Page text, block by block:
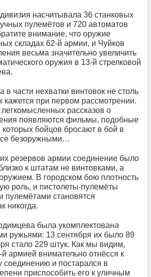
насчитывала 36 станковых
пулемётов и 720 автоматов
внимание, что оружие
складах 62-й армии, и Чуйков
весьма значительно увеличить
оружия в 13-й стрелковой
части нехватки винтовок не столь
кажется при первом рассмотрении.
рассказов о
появляются фильмы, подобные
которых бойцов бросают в бой в
безоружными…
резервов армии соединение было
к штатам не винтовками, а
В городском бою плотность
роль, и пистолеты-пулемёты
пулемётами становятся
никогда.
была укомплектована
ружьями: 13 сентября их было 89
стало 229 штук. Как мы видим,
армией внимательно отнёсся к
соединению и постарался в
приспособить его к уличным